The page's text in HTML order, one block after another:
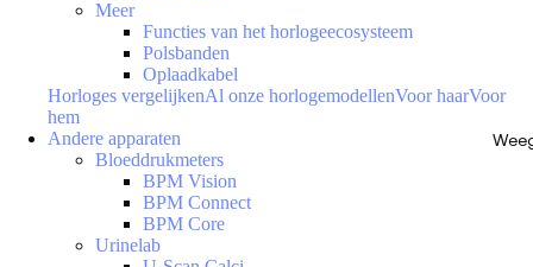
Meer
Functies van het horlogeecosysteem
Polsbanden
Oplaadkabel
Horloges vergelijkenAl onze horlogemodellenVoor haarVoor
hem
Andere apparaten
Bloeddrukmeters
BPM Vision
BPM Connect
BPM Core
Urinelab